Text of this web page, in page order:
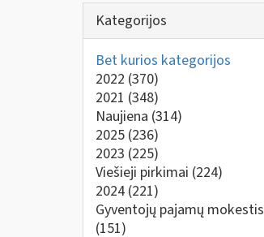
Kategorijos
Bet kurios kategorijos
2022 (370)
2021 (348)
Naujiena (314)
2025 (236)
2023 (225)
Viešieji pirkimai (224)
2024 (221)
Gyventojų pajamų mokestis
(151)